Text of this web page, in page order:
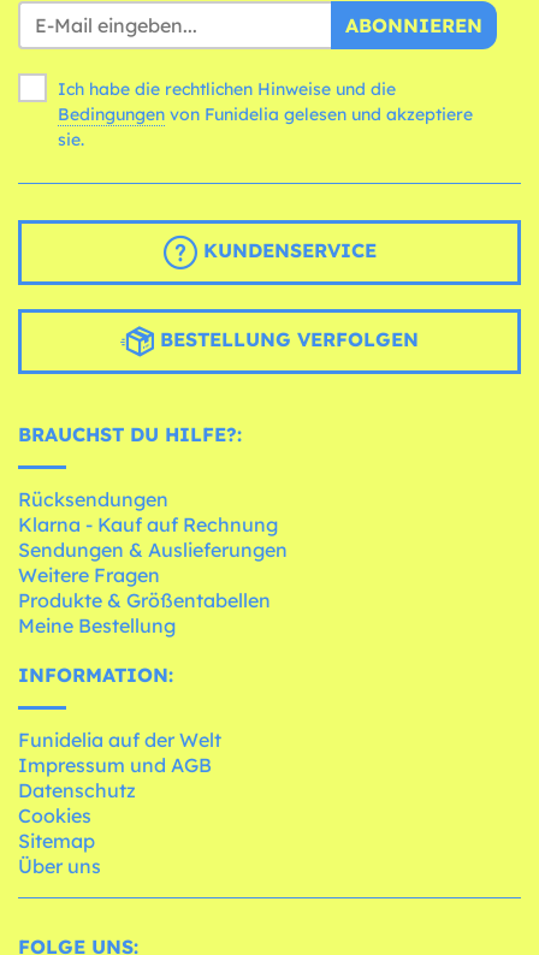
ABONNIEREN
Ich habe die rechtlichen Hinweise und die
Bedingungen
sie.
KUNDENSERVICE
BESTELLUNG VERFOLGEN
BRAUCHST DU HILFE?:
Rücksendungen
Klarna - Kauf auf Rechnung
Sendungen & Auslieferungen
Weitere Fragen
Produkte & Größentabellen
Meine Bestellung
INFORMATION:
Funidelia auf der Welt
Impressum und AGB
Datenschutz
Cookies
Sitemap
Über uns
FOLGE UNS: